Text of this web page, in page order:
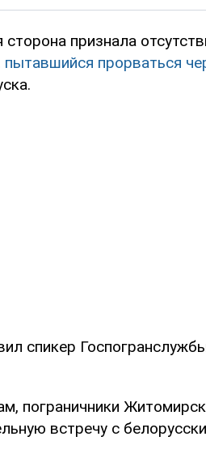
сторона признала
прорваться
спикер
пограничники
встречу с